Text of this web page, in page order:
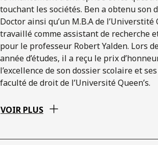
touchant les sociétés. Ben a obtenu son
Doctor ainsi qu’un M.B.A de l’Universtité
travaillé comme assistant de recherche
pour le professeur Robert Yalden. Lors
année d’études, il a reçu le prix
l’excellence de son dossier scolaire et
faculté de droit de l’Université Queen’s.
VOIR PLUS